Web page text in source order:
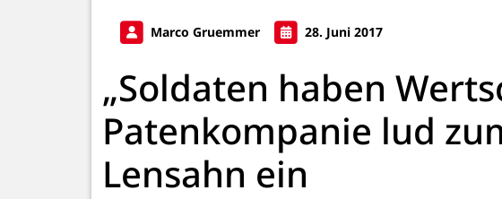
Marco Gruemmer 28. Juni 2017
„Soldaten haben
Patenkompanie lud
Lensahn ein